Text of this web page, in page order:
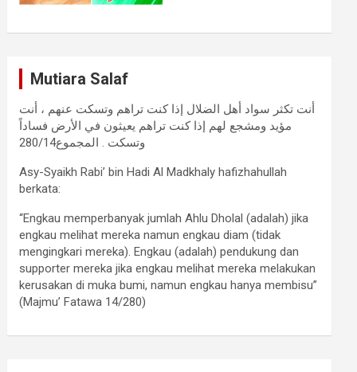
Mutiara Salaf
أنت تكثر سواد أهل الضلال إذا كنت تراهم وتسكت عنهم ، أنت
مؤيد ومشجع لهم إذا كنت تراهم يعيثون في الأرض فساداً
وتسكت . المجموع280/14
Asy-Syaikh Rabi’ bin Hadi Al Madkhaly hafizhahullah
berkata:
“Engkau memperbanyak jumlah Ahlu Dholal (adalah) jika
engkau melihat mereka namun engkau diam (tidak
mengingkari mereka). Engkau (adalah) pendukung dan
supporter mereka jika engkau melihat mereka melakukan
kerusakan di muka bumi, namun engkau hanya membisu”
(Majmu’ Fatawa 14/280)